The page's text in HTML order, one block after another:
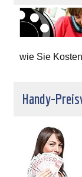
wie Sie
Handy-